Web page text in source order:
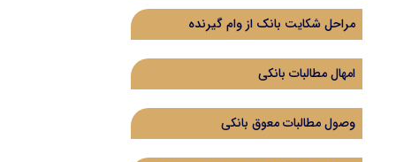
مراحل شکایت بانک از وام گیرنده
امهال مطالبات بانکی
وصول مطالبات معوق بانکی